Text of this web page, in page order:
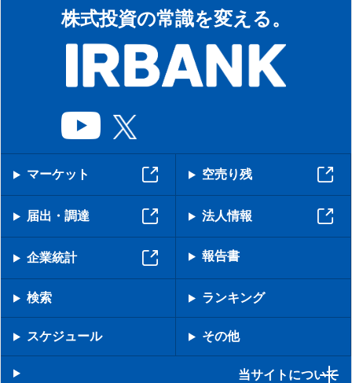
株式投資の常識を変える。
マーケット 空売り残
届出・調達 法人情報
企業統計 報告書
検索 ランキング
スケジュール その他
当サイトについて